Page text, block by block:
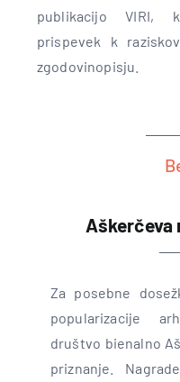
publikacijo VIRI,
prispevek k
zgodovinopisju.
Aškerčeva
Za posebne
popularizacije
društvo bienalno
priznanje.